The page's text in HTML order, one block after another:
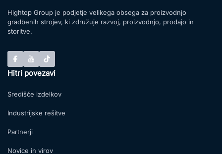
Hightop Group je podjetje velikega obsega za proizvodnjo
gradbenih strojev, ki združuje razvoj, proizvodnjo, prodajo in
storitve.
Hitri povezavi
Središče izdelkov
Industrijske rešitve
Partnerji
Novice in virov